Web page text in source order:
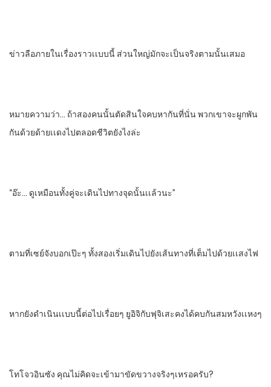
ข่าวลือภายในเรื่องราวเเบบนี้​ ส่วนใหญ่มักจะเป็นจริงตามนั้นเสมอ
หมายควา​มว่า… ถ้าสองคนนั้นตัดสินใจคบหากันที่นั่น​ พวกเขาจะผูกพัน
กันด้วยด้ายเเดงไปตลอดชีวิตยังไงล่ะ
“อ๊ะ… ดูเหมือนทั้งคู่​จะเดินไปทาง​จุดนั้นเเล้วนะ”
ตามที่เซย์จังบอกเป๊ะๆ​ ทั้งสองเริ่มเดินไปยังเส้นทางที่เต็มไปด้วยเเสงไฟ
หากยังดําเนินเเบบนี้ต่อไปเรื่อยๆ ยูอิจิกับฟุจิเสะคงได้คบกันสมหวังเเหงๆ
โทโจวอินซัง​ คุณไม่คิดจะเข้ามาขัดขวางจริงๆเหรอครับ?